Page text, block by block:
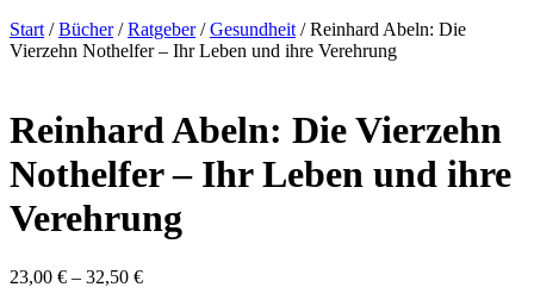
Skip
to
Start /Bücher/Ratgeber/Gesundheit / Reinhard Abeln: Die
Vierzehn Nothelfer – Ihr Leben und ihre Verehrung
Reinhard Abeln: Die Vierzehn
Nothelfer – Ihr Leben und ihre
Verehrung
23,00 € – 32,50 €Preisspanne: